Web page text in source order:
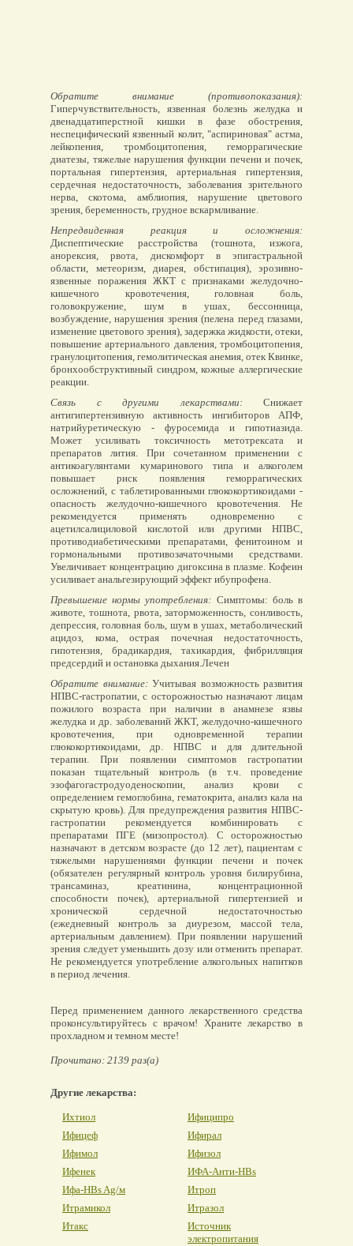
Обратите внимание (противопоказания):
Гиперчувствительность, язвенная болезнь желудка и
двенадцатиперстной кишки в фазе обострения,
неспецифический язвенный колит, "аспириновая" астма,
лейкопения, тромбоцитопения, геморрагические
диатезы, тяжелые нарушения функции печени и почек,
портальная гипертензия, артериальная гипертензия,
сердечная недостаточность, заболевания зрительного
нерва, скотома, амблиопия, нарушение цветового
зрения, беременность, грудное вскармливание.
Непредвиденная реакция и осложнения:
Диспептические расстройства (тошнота, изжога,
анорексия, рвота, дискомфорт в эпигастральной
области, метеоризм, диарея, обстипация), эрозивно-
язвенные поражения ЖКТ с признаками желудочно-
кишечного кровотечения, головная боль,
головокружение, шум в ушах, бессонница,
возбуждение, нарушения зрения (пелена перед глазами,
изменение цветового зрения), задержка жидкости, отеки,
повышение артериального давления, тромбоцитопения,
гранулоцитопения, гемолитическая анемия, отек Квинке,
бронхообструктивный синдром, кожные аллергические
реакции.
Связь с другими лекарствами:Снижает
антигипертензивную активность ингибиторов АПФ,
натрийуретическую - фуросемида и гипотиазида.
Может усиливать токсичность метотрексата и
препаратов лития. При сочетанном применении с
антикоагулянтами кумаринового типа и алкоголем
повышает риск появления геморрагических
осложнений, с таблетированными глюкокортикоидами -
опасность желудочно-кишечного кровотечения. Не
рекомендуется применять одновременно с
ацетилсалициловой кислотой или другими НПВС,
противодиабетическими препаратами, фенитоином и
гормональными противозачаточными средствами.
Увеличивает концентрацию дигоксина в плазме. Кофеин
усиливает анальгезирующий эффект ибупрофена.
Превышение нормы употребления: Симптомы: боль в
животе, тошнота, рвота, заторможенность, сонливость,
депрессия, головная боль, шум в ушах, метаболический
ацидоз, кома, острая почечная недостаточность,
гипотензия, брадикардия, тахикардия, фибрилляция
предсердий и остановка дыхания.Лечен
Обратите внимание:Учитывая возможность развития
НПВС-гастропатии, с осторожностью назначают лицам
пожилого возраста при наличии в анамнезе язвы
желудка и др. заболеваний ЖКТ, желудочно-кишечного
кровотечения, при одновременной терапии
глюкокортикоидами, др. НПВС и для длительной
терапии. При появлении симптомов гастропатии
показан тщательный контроль (в т.ч. проведение
эзофагогастродуоденоскопии, анализ крови с
определением гемоглобина, гематокрита, анализ кала на
скрытую кровь). Для предупреждения развития НПВС-
гастропатии рекомендуется комбинировать с
препаратами ПГЕ (мизопростол). С осторожностью
назначают в детском возрасте (до 12 лет), пациентам с
тяжелыми нарушениями функции печени и почек
(обязателен регулярный контроль уровня билирубина,
трансаминаз, креатинина, концентрационной
способности почек), артериальной гипертензией и
хронической сердечной недостаточностью
(ежедневный контроль за диурезом, массой тела,
артериальным давлением). При появлении нарушений
зрения следует уменьшить дозу или отменить препарат.
Не рекомендуется употребление алкогольных напитков
в период лечения.
Перед применением данного лекарственного средства
проконсультируйтесь с врачом! Храните лекарство в
прохладном и темном месте!
Прочитано: 2139 раз(а)
Другие лекарства:
Ихтиол
Ифиципро
Ифицеф
Ифирал
Ифимол
Ифизол
Ифенек
ИФА-Анти-HBs
Ифа-HBs Ag/м
Итроп
Итрамикол
Итразол
Итакс
Источник
электропитания